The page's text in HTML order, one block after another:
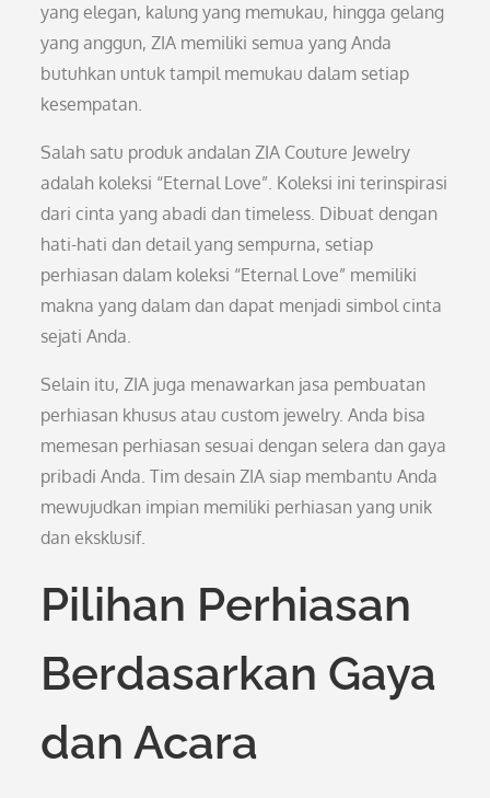
yang elegan, kalung yang memukau, hingga gelang
yang anggun, ZIA memiliki semua yang Anda
butuhkan untuk tampil memukau dalam setiap
kesempatan.
Salah satu produk andalan ZIA Couture Jewelry
adalah koleksi “Eternal Love”. Koleksi ini terinspirasi
dari cinta yang abadi dan timeless. Dibuat dengan
hati-hati dan detail yang sempurna, setiap
perhiasan dalam koleksi “Eternal Love” memiliki
makna yang dalam dan dapat menjadi simbol cinta
sejati Anda.
Selain itu, ZIA juga menawarkan jasa pembuatan
perhiasan khusus atau custom jewelry. Anda bisa
memesan perhiasan sesuai dengan selera dan gaya
pribadi Anda. Tim desain ZIA siap membantu Anda
mewujudkan impian memiliki perhiasan yang unik
dan eksklusif.
Pilihan Perhiasan
Berdasarkan Gaya
dan Acara